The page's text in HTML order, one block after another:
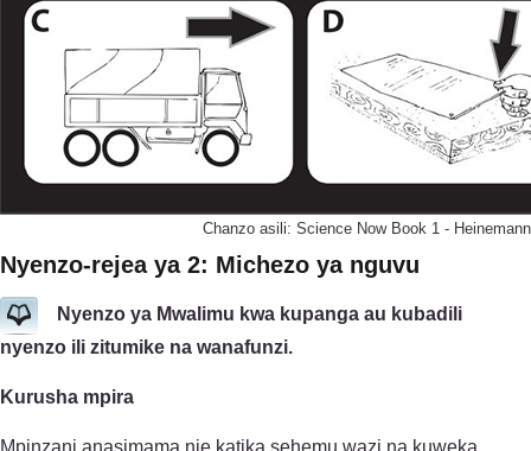
Chanzo asili: Science Now Book 1 - Heinemann
Nyenzo-rejea ya 2: Michezo ya nguvu
Nyenzo ya Mwalimu kwa kupanga au kubadili
nyenzo ili zitumike na wanafunzi.
Kurusha mpira
Mpinzani anasimama nje katika sehemu wazi na kuweka